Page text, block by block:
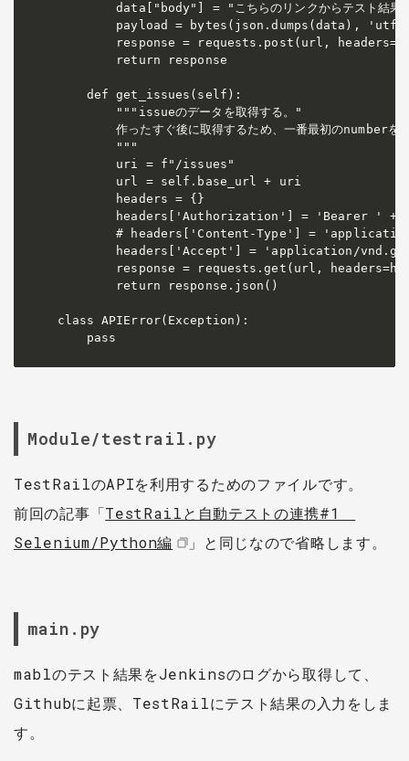
data["body"] = "こちらのリンクからテスト結果
payload = bytes(json.dumps(data), 'utf-
response = requests.post(url,
        return response
    def get_issues(self):
        """issueのデータを取得する。"
作ったすぐ後に取得するため、一番最初のnumberを
        """
        uri = f"/issues"
        url = self.base_url + uri
        headers = {}
headers['Authorization'] = 'Bearer ' +
# headers['Content-Type'] =
headers['Accept'] = 'application/
response = requests.get(url,
        return response.json()
class APIError(Exception):
    pass
Module/testrail.py
TestRailのAPIを利用するためのファイルです。
前回の記事「TestRailと自動テストの連携#1
Selenium/Python編
」と同じなので省略します。
main.py
mablのテスト結果をJenkinsのログから取得して、
Githubに起票、TestRailにテスト結果の入力をしま
す。